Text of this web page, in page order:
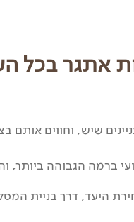
אתגר בכל
שיש, וחווים אותם
ברמה הגבוהה
היעד, דרך בניית